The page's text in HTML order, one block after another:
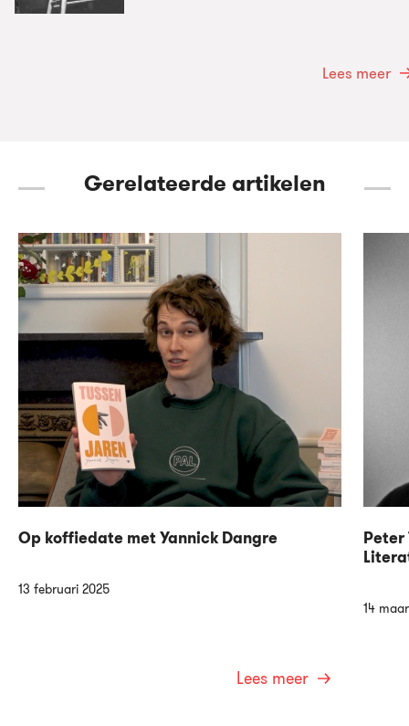
Lees meer
Gerelateerde artikelen
13 februari 2025
Op koffiedate met Yannick Dangre
Lees meer
14
Peter